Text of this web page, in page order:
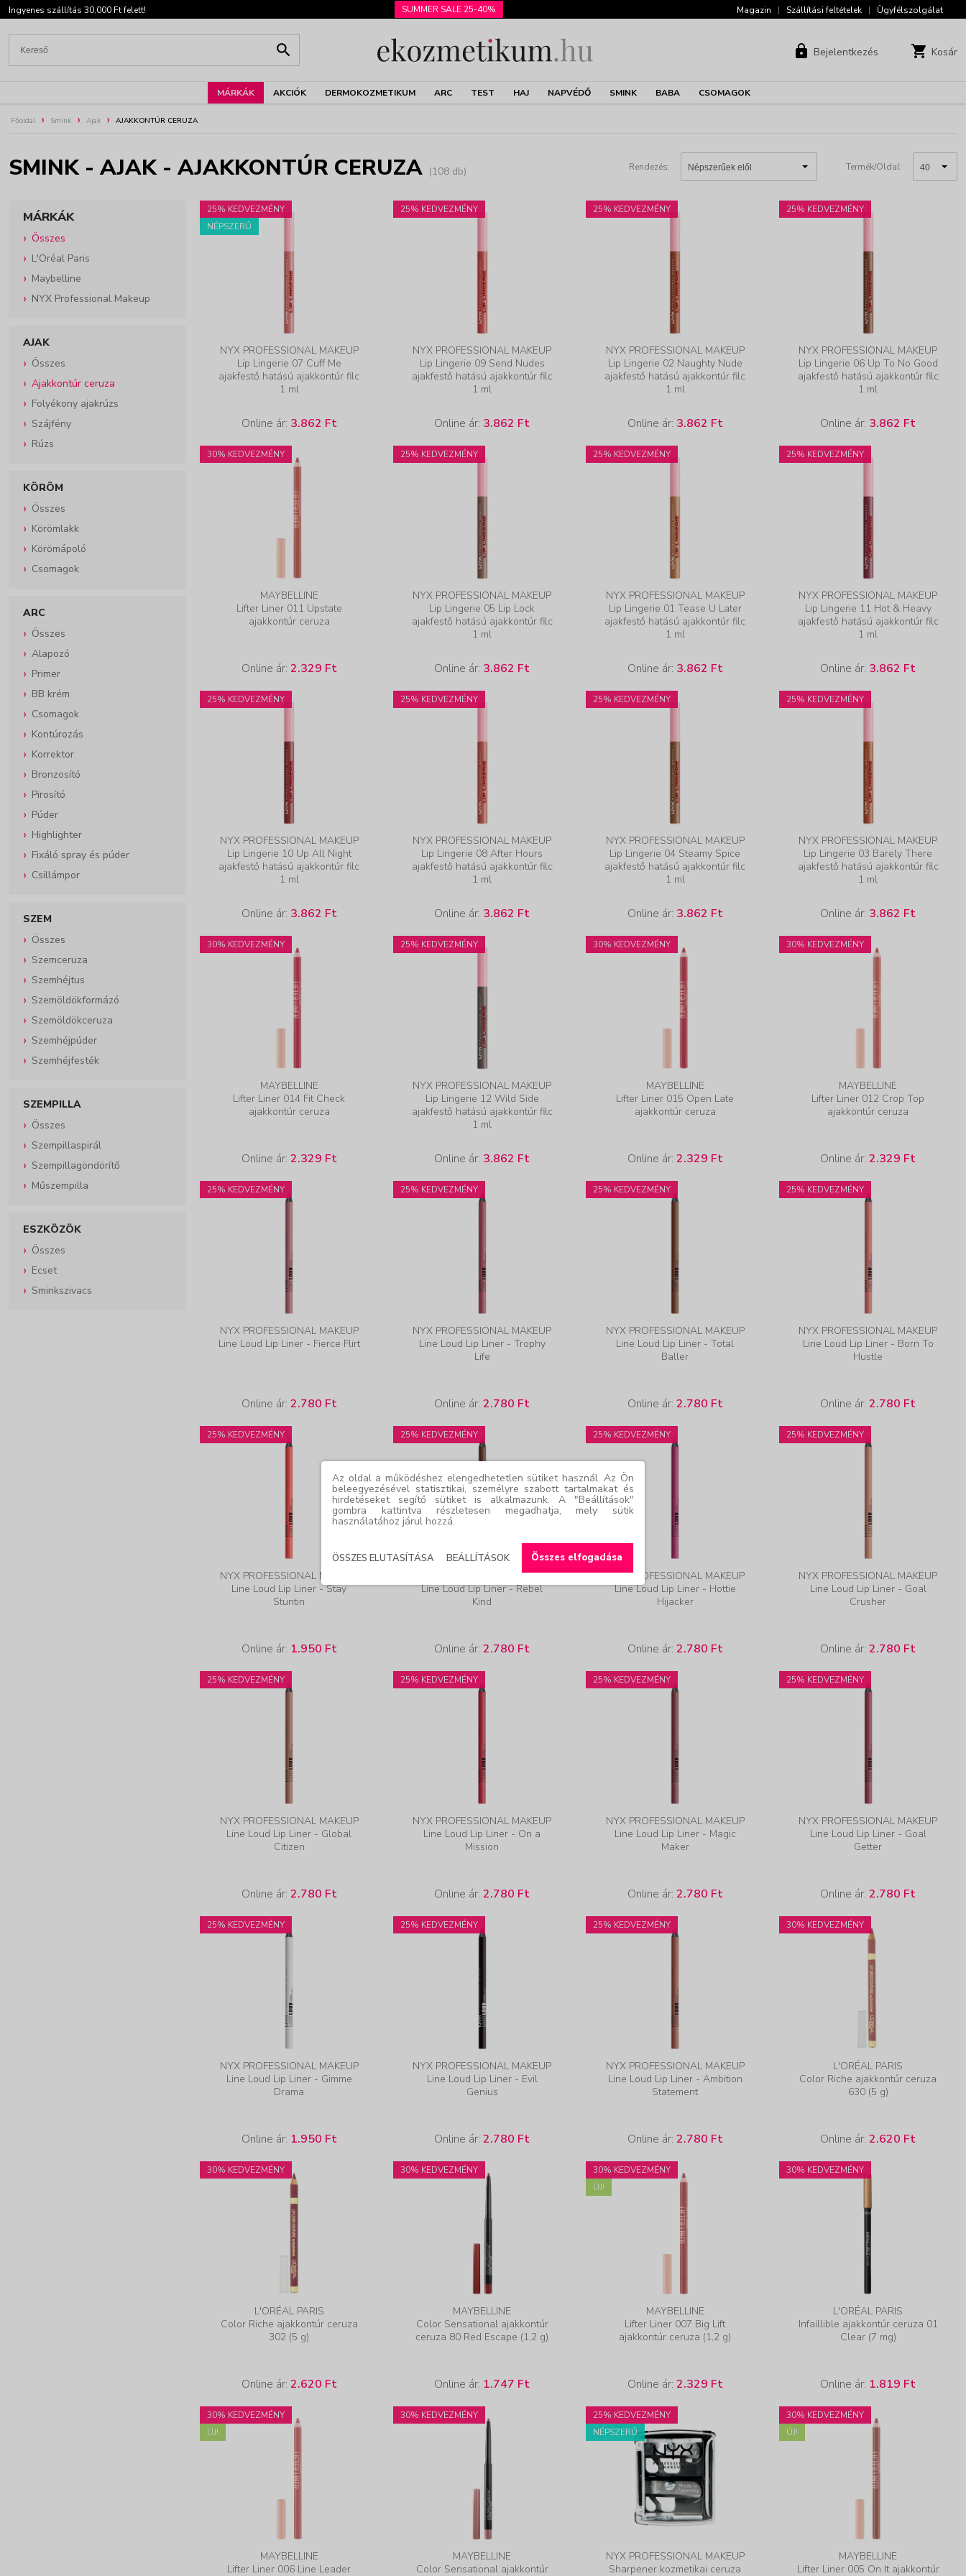
Ingyenes szállítás 30.000 Ft felett! SUMMER SALE 25-40% Magazin | Szállítási feltételek | Ügyfélszolgálat
Bejelentkezés Kosár
MÁRKÁK AKCIÓK DERMOKOZMETIKUM ARC TEST HAJ NAPVÉDŐ SMINK BABA CSOMAGOK
Főoldal Smink Ajak AJAKKONTÚR CERUZA
SMINK - AJAK - AJAKKONTÚR CERUZA (108 db) Rendezés: Termék/Oldal:
MÁRKÁK
Összes
L'Oréal Paris
Maybelline
NYX Professional Makeup
AJAK
Összes
Ajakkontúr ceruza
Folyékony ajakrúzs
Szájfény
Rúzs
KÖRÖM
Összes
Körömlakk
Körömápoló
Csomagok
ARC
Összes
Alapozó
Primer
BB krém
Csomagok
Kontúrozás
Korrektor
Bronzosító
Pirosító
Púder
Highlighter
Fixáló spray és púder
Csillámpor
SZEM
Összes
Szemceruza
Szemhéjtus
Szemöldökformázó
Szemöldökceruza
Szemhéjpúder
Szemhéjfesték
SZEMPILLA
Összes
Szempillaspirál
Szempillagöndörítő
Műszempilla
ESZKÖZÖK
Összes
Ecset
Sminkszivacs
25% KEDVEZMÉNY
NÉPSZERŰ
NYX PROFESSIONAL MAKEUP
Lip Lingerie 07 Cuff Me
ajakfestő hatású ajakkontúr filc
1 ml
Online ár: 3.862 Ft
25% KEDVEZMÉNY
NYX PROFESSIONAL MAKEUP
Lip Lingerie 09 Send Nudes
ajakfestő hatású ajakkontúr filc
1 ml
Online ár: 3.862 Ft
25% KEDVEZMÉNY
NYX PROFESSIONAL MAKEUP
Lip Lingerie 02 Naughty Nude
ajakfestő hatású ajakkontúr filc
1 ml
Online ár: 3.862 Ft
25% KEDVEZMÉNY
NYX PROFESSIONAL MAKEUP
Lip Lingerie 06 Up To No Good
ajakfestő hatású ajakkontúr filc
1 ml
Online ár: 3.862 Ft
30% KEDVEZMÉNY
MAYBELLINE
Lifter Liner 011 Upstate
ajakkontúr ceruza
Online ár: 2.329 Ft
25% KEDVEZMÉNY
NYX PROFESSIONAL MAKEUP
Lip Lingerie 05 Lip Lock
ajakfestő hatású ajakkontúr filc
1 ml
Online ár: 3.862 Ft
25% KEDVEZMÉNY
NYX PROFESSIONAL MAKEUP
Lip Lingerie 01 Tease U Later
ajakfestő hatású ajakkontúr filc
1 ml
Online ár: 3.862 Ft
25% KEDVEZMÉNY
NYX PROFESSIONAL MAKEUP
Lip Lingerie 11 Hot & Heavy
ajakfestő hatású ajakkontúr filc
1 ml
Online ár: 3.862 Ft
25% KEDVEZMÉNY
NYX PROFESSIONAL MAKEUP
Lip Lingerie 10 Up All Night
ajakfestő hatású ajakkontúr filc
1 ml
Online ár: 3.862 Ft
25% KEDVEZMÉNY
NYX PROFESSIONAL MAKEUP
Lip Lingerie 08 After Hours
ajakfestő hatású ajakkontúr filc
1 ml
Online ár: 3.862 Ft
25% KEDVEZMÉNY
NYX PROFESSIONAL MAKEUP
Lip Lingerie 04 Steamy Spice
ajakfestő hatású ajakkontúr filc
1 ml
Online ár: 3.862 Ft
25% KEDVEZMÉNY
NYX PROFESSIONAL MAKEUP
Lip Lingerie 03 Barely There
ajakfestő hatású ajakkontúr filc
1 ml
Online ár: 3.862 Ft
30% KEDVEZMÉNY
MAYBELLINE
Lifter Liner 014 Fit Check
ajakkontúr ceruza
Online ár: 2.329 Ft
25% KEDVEZMÉNY
NYX PROFESSIONAL MAKEUP
Lip Lingerie 12 Wild Side
ajakfestő hatású ajakkontúr filc
1 ml
Online ár: 3.862 Ft
30% KEDVEZMÉNY
MAYBELLINE
Lifter Liner 015 Open Late
ajakkontúr ceruza
Online ár: 2.329 Ft
30% KEDVEZMÉNY
MAYBELLINE
Lifter Liner 012 Crop Top
ajakkontúr ceruza
Online ár:2.329 Ft
25% KEDVEZMÉNY
NYX PROFESSIONAL MAKEUP
Line Loud Lip Liner - Fierce Flirt
Online ár: 2.780 Ft
25% KEDVEZMÉNY
NYX PROFESSIONAL MAKEUP
Line Loud Lip Liner - Trophy
Life
Online ár:2.780 Ft
25% KEDVEZMÉNY
NYX PROFESSIONAL MAKEUP
Line Loud Lip Liner - Total
Baller
Online ár: 2.780 Ft
25% KEDVEZMÉNY
NYX PROFESSIONAL MAKEUP
Line Loud Lip Liner - Born To
Hustle
Online ár:2.780 Ft
25% KEDVEZMÉNY
NYX PROFESSIONAL MAKEUP
Line Loud Lip Liner - Stay
Stuntin
Online ár: 1.950 Ft
25% KEDVEZMÉNY
NYX PROFESSIONAL MAKEUP
Line Loud Lip Liner - Rebel
Kind
Online ár:2.780 Ft
25% KEDVEZMÉNY
NYX PROFESSIONAL MAKEUP
Line Loud Lip Liner - Hottie
Hijacker
Online ár: 2.780 Ft
25% KEDVEZMÉNY
NYX PROFESSIONAL MAKEUP
Line Loud Lip Liner - Goal
Crusher
Online ár:2.780 Ft
25% KEDVEZMÉNY
NYX PROFESSIONAL MAKEUP
Line Loud Lip Liner - Global
Citizen
Online ár: 2.780 Ft
25% KEDVEZMÉNY
NYX PROFESSIONAL MAKEUP
Line Loud Lip Liner - On a
Mission
Online ár:2.780 Ft
25% KEDVEZMÉNY
NYX PROFESSIONAL MAKEUP
Line Loud Lip Liner - Magic
Maker
Online ár: 2.780 Ft
25% KEDVEZMÉNY
NYX PROFESSIONAL MAKEUP
Line Loud Lip Liner - Goal
Getter
Online ár:2.780 Ft
25% KEDVEZMÉNY
NYX PROFESSIONAL MAKEUP
Line Loud Lip Liner - Gimme
Drama
Online ár: 1.950 Ft
25% KEDVEZMÉNY
NYX PROFESSIONAL MAKEUP
Line Loud Lip Liner - Evil
Genius
Online ár:2.780 Ft
25% KEDVEZMÉNY
NYX PROFESSIONAL MAKEUP
Line Loud Lip Liner - Ambition
Statement
Online ár: 2.780 Ft
30% KEDVEZMÉNY
L'ORÉAL PARIS
Color Riche ajakkontúr ceruza
630 (5 g)
Online ár:2.620 Ft
30% KEDVEZMÉNY
L'ORÉAL PARIS
Color Riche ajakkontúr ceruza
302 (5 g)
Online ár: 2.620 Ft
30% KEDVEZMÉNY
MAYBELLINE
Color Sensational ajakkontúr
ceruza 80 Red Escape (1,2 g)
Online ár: 1.747 Ft
30% KEDVEZMÉNY
ÚJ!
MAYBELLINE
Lifter Liner 007 Big Lift
ajakkontúr ceruza (1,2 g)
Online ár: 2.329 Ft
30% KEDVEZMÉNY
L'ORÉAL PARIS
Infaillible ajakkontúr ceruza 01
Clear (7 mg)
Online ár: 1.819 Ft
30% KEDVEZMÉNY
ÚJ!
MAYBELLINE
Lifter Liner 006 Line Leader
30% KEDVEZMÉNY
MAYBELLINE
Color Sensational ajakkontúr
25% KEDVEZMÉNY
NÉPSZERŰ
NYX PROFESSIONAL MAKEUP
Sharpener kozmetikai ceruza
30% KEDVEZMÉNY
ÚJ!
MAYBELLINE
Lifter Liner 005 On It ajakkontúr
Az oldal a működéshez elengedhetetlen sütiket használ. Az Ön
beleegyezésével statisztikai, személyre szabott tartalmakat és
hirdetéseket segítő sütiket is alkalmazunk. A "Beállítások"
gombra kattintva részletesen megadhatja, mely sütik
használatához járul hozzá.
ÖSSZES ELUTASÍTÁSA BEÁLLÍTÁSOK Összes elfogadása